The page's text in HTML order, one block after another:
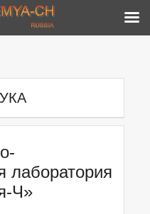
лаборатория
Ч»